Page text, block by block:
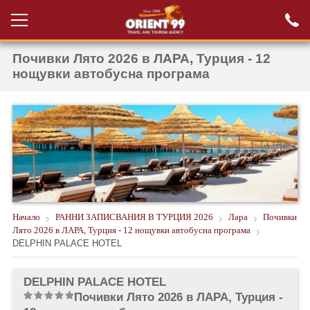
Вход за агенти
Проверка на
резервация
НОВА ГОДИНА ТУРЦИЯ
НОВА ГОДИНА
ПОЧИВКИ
КРУИЗИ
ЕКЗОТИКА
Почивки Лято 2026 в ЛАРА, Турция - 12
нощувки автобусна програма
Начало РАННИ ЗАПИСВАНИЯ В ТУРЦИЯ 2026 Лара
Почивки
Лято 2026 в ЛАРА, Турция - 12 нощувки автобусна програма
DELPHIN PALACE HOTEL
DELPHIN PALACE HOTEL
Почивки Лято 2026 в ЛАРА, Турция -